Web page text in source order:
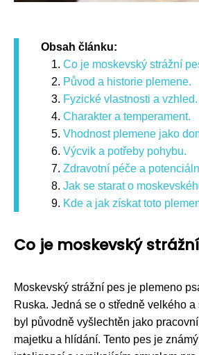
Obsah článku:
Co je moskevský strážní
Původ a historie plemene.
Fyzické vlastnosti a vzhled.
Charakter a temperament.
Vhodnost plemene jako
Výcvik a potřeby pohybu.
Zdravotní péče a
Jak se starat o
Kde a jak získat toto
Co je moskevský
Moskevský strážní pes je plemeno
Ruska. Jedná se o středně velkého
byl původně vyšlechtěn jako
majetku a hlídání. Tento pes je